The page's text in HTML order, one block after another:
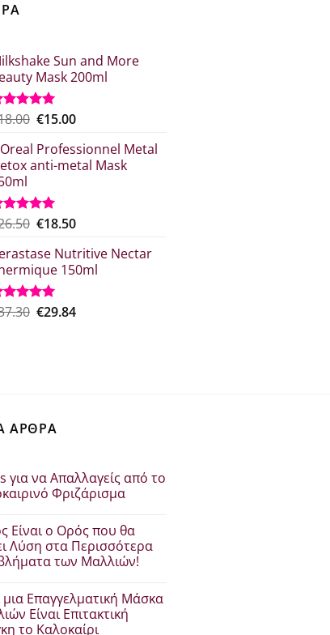
Sun and More
Mask 200ml
5
Original
was:
€18.00.
€15.00Η
τιμή
είναι:
Professionnel Metal
anti-metal Mask
5
Original
was:
€26.50.
€18.50Η
τιμή
είναι:
Nutritive Nectar
150ml
Original
€29.84Η
ΑΡΘΡΑ
για να Απαλλαγείς από το
Φριζάρισμα
Είναι ο Ορός που θα
Λύση στα Περισσότερα
των Μαλλιών!
μια Επαγγελματική Μάσκα
Είναι Επιτακτική
το Καλοκαίρι